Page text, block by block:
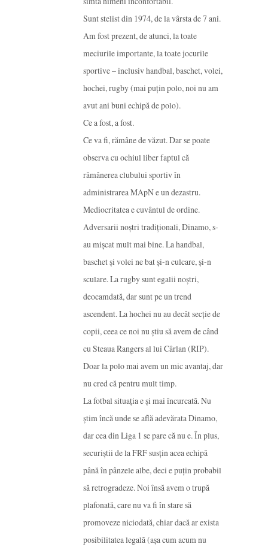
Sunt stelist din 1974, de la vârsta de 7 ani.
Am fost prezent, de atunci, la toate
meciurile importante, la toate jocurile
sportive – inclusiv handbal, baschet, volei,
hochei, rugby (mai puțin polo, noi nu am
avut ani buni echipă de polo).
Ce a fost, a fost.
Ce va fi, rămâne de văzut. Dar se poate
observa cu ochiul liber faptul că
rămânerea clubului sportiv în
administrarea MApN e un dezastru.
Mediocritatea e cuvântul de ordine.
Adversarii noștri tradiționali, Dinamo, s-
au mișcat mult mai bine. La handbal,
baschet și volei ne bat și-n culcare, și-n
sculare. La rugby sunt egalii noștri,
deocamdată, dar sunt pe un trend
ascendent. La hochei nu au decât secție de
copii, ceea ce noi nu știu să avem de când
cu Steaua Rangers al lui Cârlan (RIP).
Doar la polo mai avem un mic avantaj, dar
nu cred că pentru mult timp.
La fotbal situația e și mai încurcată. Nu
știm încă unde se află adevărata Dinamo,
dar cea din Liga 1 se pare că nu e. În plus,
securiștii de la FRF susțin acea echipă
până în pânzele albe, deci e puțin probabil
să retrogradeze. Noi însă avem o trupă
plafonată, care nu va fi în stare să
promoveze niciodată, chiar dacă ar exista
posibilitatea legală (așa cum acum nu